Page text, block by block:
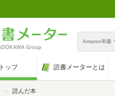
Amazon和書
トップ 読書メーターとは
読んだ本